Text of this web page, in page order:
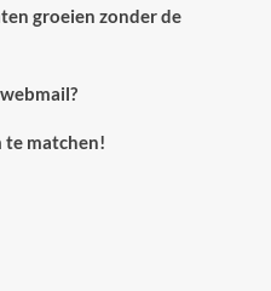
groeien zonder de
te matchen!